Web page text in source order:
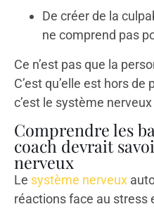
De créer de la
ne comprend pas
Ce n’est pas que la
C’est qu’elle est hors de
c’est le système
Comprendre les
coach devrait
nerveux
Le système nerveux
réactions face au stress